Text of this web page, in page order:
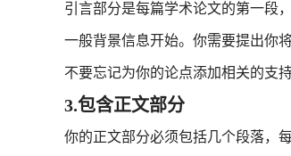
引言部分是每篇学术论文的第一段
一般背景信息开始。你需要提出你
不要忘记为你的论点添加相关的支持
3.包含正文部分
你的正文部分必须包括几个段落，